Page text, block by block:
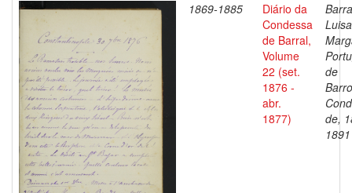
1869-1885
Diário da
Condessa
de Barral,
Volume
22 (set.
1876 -
abr.
1877)
Luisa
de
de,
1891